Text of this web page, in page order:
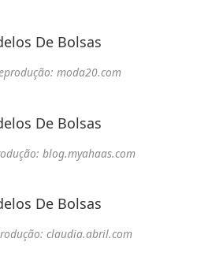
moda20.com
blog.myahaas.com
claudia.abril.com